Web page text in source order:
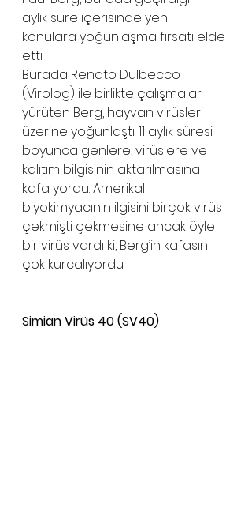
aylık süre içerisinde yeni
konulara yoğunlaşma fırsatı elde
etti.
Burada Renato Dulbecco
(Virolog) ile birlikte çalışmalar
yürüten Berg, hayvan virüsleri
üzerine yoğunlaştı. 11 aylık süresi
boyunca genlere, virüslere ve
kalıtım bilgisinin aktarılmasına
kafa yordu. Amerikalı
biyokimyacının ilgisini birçok virüs
çekmişti çekmesine ancak öyle
bir virüs vardı ki, Berg’in kafasını
çok kurcalıyordu:
Simian Virüs 40 (SV40)